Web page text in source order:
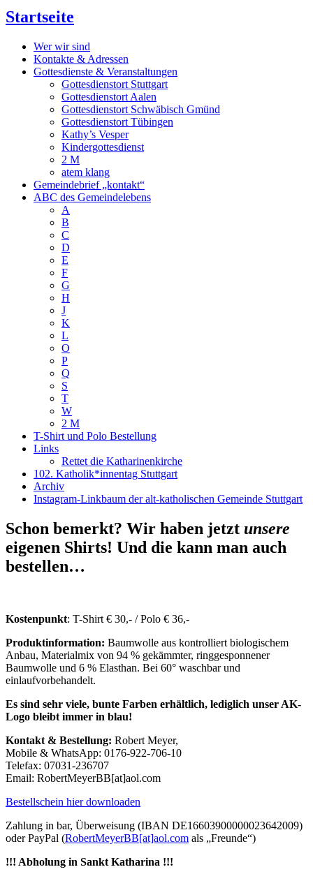
Startseite
Wer wir sind
Kontakte & Adressen
Gottesdienste & Veranstaltungen
Gottesdienstort Stuttgart
Gottesdienstort Aalen
Gottesdienstort Schwäbisch Gmünd
Gottesdienstort Tübingen
Kathy’s Vesper
Kindergottesdienst
2 M
atem klang
Gemeindebrief „kontakt“
ABC des Gemeindelebens
A
B
C
D
E
F
G
H
J
K
L
O
P
Q
S
T
W
2 M
T-Shirt und Polo Bestellung
Links
Rettet die Katharinenkirche
102. Katholik*innentag Stuttgart
Archiv
Instagram-Linkbaum der alt-katholischen Gemeinde Stuttgart
Schon bemerkt? Wir haben jetzt unsere
eigenen Shirts! Und die kann man auch
bestellen…
Kostenpunkt: T-Shirt € 30,- / Polo € 36,-
Produktinformation: Baumwolle aus kontrolliert biologischem
Anbau, Materialmix von 94 % gekämmter, ringgesponnener
Baumwolle und 6 % Elasthan. Bei 60° waschbar und
einlaufvorbehandelt.
Es sind sehr viele, bunte Farben erhältlich, lediglich unser AK-
Logo bleibt immer in blau!
Kontakt & Bestellung: Robert Meyer,
Mobile & WhatsApp: 0176-922-706-10
Telefax: 07031-236707
Email: RobertMeyerBB[at]aol.com
Bestellschein hier downloaden
Zahlung in bar, Überweisung (IBAN DE16603900000023642009)
oder PayPal (RobertMeyerBB[at]aol.com als „Freunde“)
!!! Abholung in Sankt Katharina !!!